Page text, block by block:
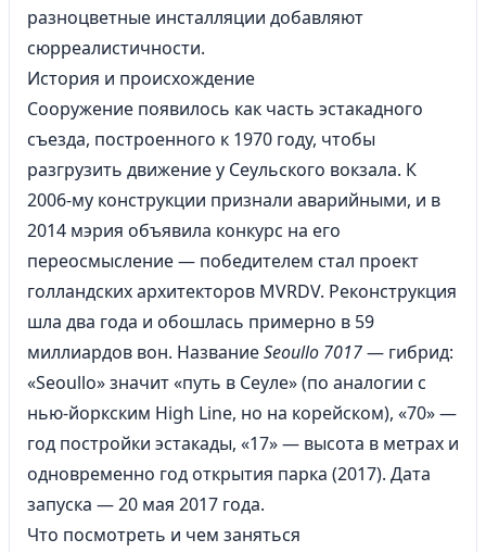
разноцветные инсталляции добавляют
сюрреалистичности.
История и происхождение
Сооружение появилось как часть эстакадного
съезда, построенного к 1970 году, чтобы
разгрузить движение у Сеульского вокзала. К
2006-му конструкции признали аварийными, и в
2014 мэрия объявила конкурс на его
переосмысление — победителем стал проект
голландских архитекторов MVRDV. Реконструкция
шла два года и обошлась примерно в 59
миллиардов вон. НазваниеSeoullo 7017— гибрид:
«Seoullo» значит «путь в Сеуле» (по аналогии с
нью-йоркским High Line, но на корейском), «70» —
год постройки эстакады, «17» — высота в метрах и
одновременно год открытия парка (2017). Дата
запуска — 20 мая 2017 года.
Что посмотреть и чем заняться